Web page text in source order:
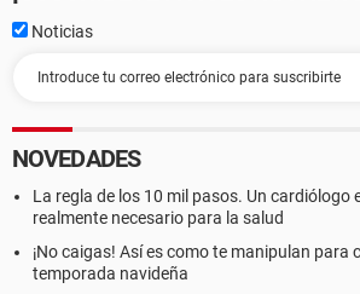
Noticias
NOVEDADES
La regla de los 10 mil pasos. Un cardiólogo
realmente necesario para la salud
¡No caigas! Así es como te manipulan para
temporada navideña